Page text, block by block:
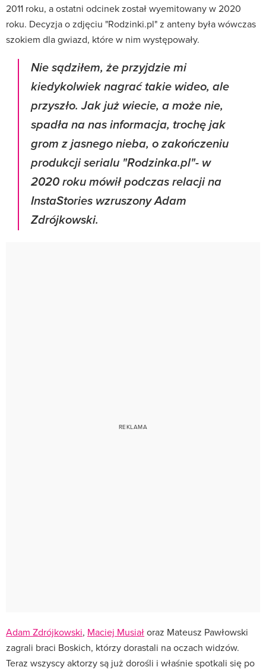
2011 roku, a ostatni odcinek został wyemitowany w 2020
roku. Decyzja o zdjęciu "Rodzinki.pl" z anteny była wówczas
szokiem dla gwiazd, które w nim występowały.
Nie sądziłem, że przyjdzie mi
kiedykolwiek nagrać takie wideo, ale
przyszło. Jak już wiecie, a może nie,
spadła na nas informacja, trochę jak
grom z jasnego nieba, o zakończeniu
produkcji serialu "Rodzinka.pl"- w
2020 roku mówił podczas relacji na
InstaStories wzruszony Adam
Zdrójkowski.
Adam Zdrójkowski, Maciej Musiałoraz Mateusz Pawłowski
zagrali braci Boskich, którzy dorastali na oczach widzów.
Teraz wszyscy aktorzy są już dorośli i właśnie spotkali się po